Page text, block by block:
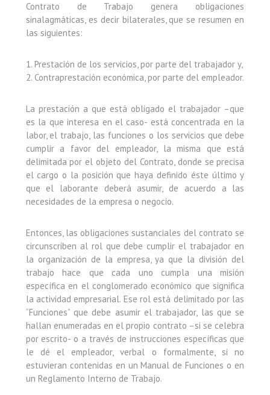
Contrato de Trabajo genera obligaciones
sinalagmáticas, es decir bilaterales, que se resumen en
las siguientes:
1. Prestación de los servicios, por parte del trabajador y,
2. Contraprestación económica, por parte del empleador.
La prestación a que está obligado el trabajador –que
es la que interesa en el caso- está concentrada en la
labor, el trabajo, las funciones o los servicios que debe
cumplir a favor del empleador, la misma que está
delimitada por el objeto del Contrato, donde se precisa
el cargo o la posición que haya definido éste último y
que el laborante deberá asumir, de acuerdo a las
necesidades de la empresa o negocio.
Entonces, las obligaciones sustanciales del contrato se
circunscriben al rol que debe cumplir el trabajador en
la organización de la empresa, ya que la división del
trabajo hace que cada uno cumpla una misión
específica en el conglomerado económico que significa
la actividad empresarial. Ese rol está delimitado por las
“Funciones” que debe asumir el trabajador, las que se
hallan enumeradas en el propio contrato –si se celebra
por escrito- o a través de instrucciones específicas que
le dé el empleador, verbal o formalmente, si no
estuvieran contenidas en un Manual de Funciones o en
un Reglamento Interno de Trabajo.